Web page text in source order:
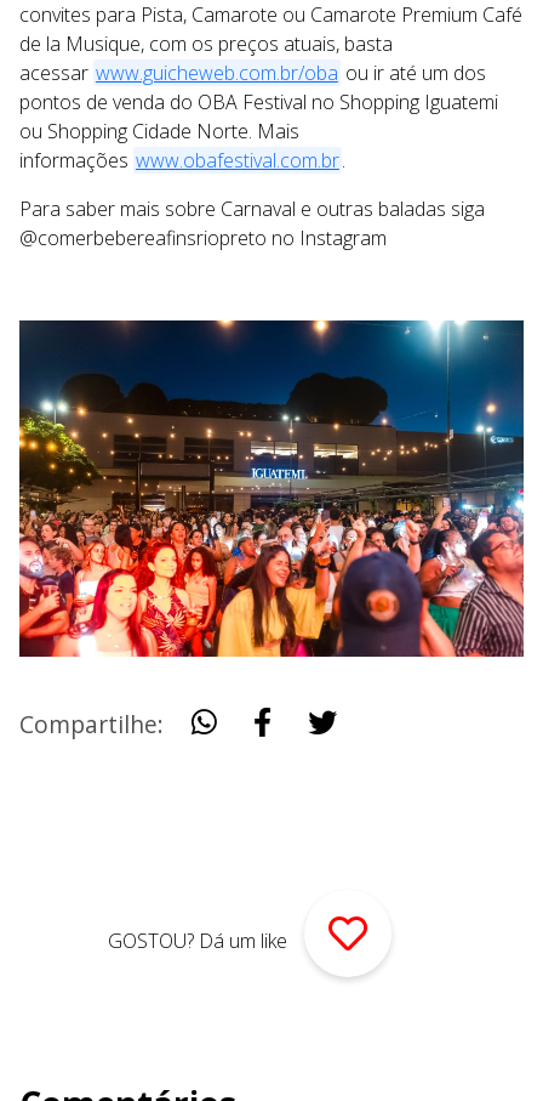
convites para Pista, Camarote ou Camarote Premium Café
de la Musique, com os preços atuais, basta
acessar www.guicheweb.com.br/oba ou ir até um dos
pontos de venda do OBA Festival no Shopping Iguatemi
ou Shopping Cidade Norte. Mais
informações www.obafestival.com.br.
Para saber mais sobre Carnaval e outras baladas siga
@comerbebereafinsriopreto no Instagram
Compartilhe:
GOSTOU? Dá um like